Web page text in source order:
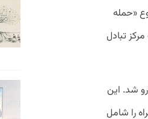
از وقوع «حمله
تبادل
جدی روبه‌رو شد. این
را شامل